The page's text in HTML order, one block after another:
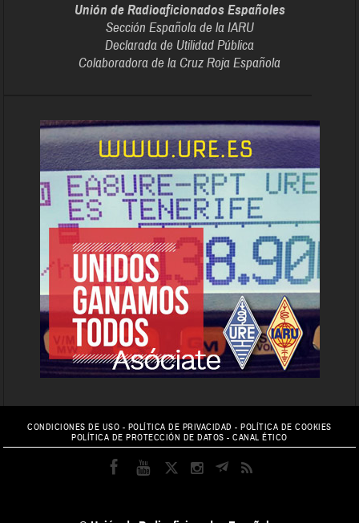
Unión de Radioaficionados Españoles
Sección Española de la IARU
Declarada de Utilidad Pública
Colaboradora de la Cruz Roja Española
CONDICIONES DE USO - POLÍTICA DE PRIVACIDAD -POLÍTICA DE COOKIES
POLÍTICA DE PROTECCIÓN DE DATOS -CANAL ÉTICO